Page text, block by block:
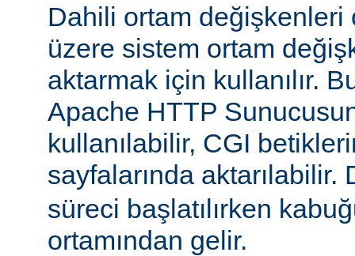
Dahili ortam değişkenleri
üzere sistem ortam
aktarmak için kullanılır.
Apache HTTP
kullanılabilir, CGI
sayfalarında
süreci başlatılırken
ortamından gelir.